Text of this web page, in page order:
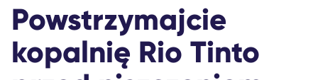
ZALOGUJ SIĘ
Powstrzymajcie
kopalnię Rio Tinto